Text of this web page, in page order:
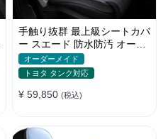
手触り抜群 最上級シートカバ
ー スエード 防水防汚 オーダ
ーメイド おしゃれ 全席セッ
ト
オーダーメイド
トヨタ タンク対応
¥ 59,850 (税込)